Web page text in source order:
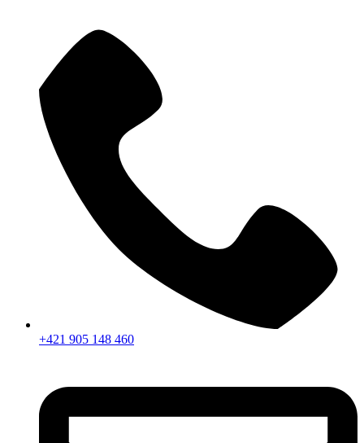
+421 905 148 460